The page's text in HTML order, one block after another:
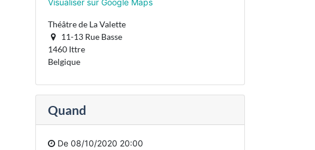
Visualiser sur Google Maps
Théâtre de La Valette
11-13 Rue Basse
1460 Ittre
Belgique
Quand
De 08/10/2020 20:00